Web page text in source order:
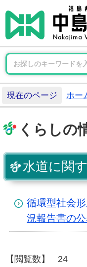
現在のページ ホー
くらしの
水道に関
循環型社会
況報告書の
【閲覧数】
24